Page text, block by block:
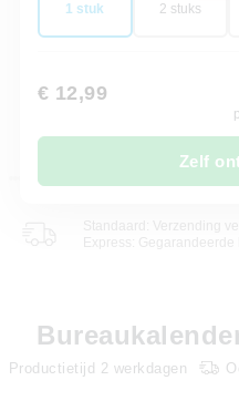
1 stuk
2 stuks
€ 12,99
Zelf
Express: Gegarandeerde
Productietijd 2 werkdagen